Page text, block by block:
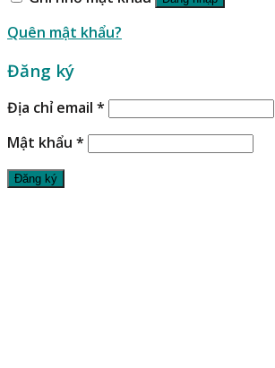
Quên mật khẩu?
Đăng ký
Địa chỉ email *
Mật khẩu *
Đăng ký